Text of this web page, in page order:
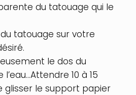
du tatouage qui le
tatouage sur votre
le dos du
10 à 15
glisser le support papier